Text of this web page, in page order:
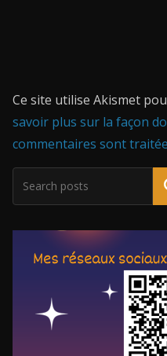
Ce site utilise Akismet
savoir plus sur la façon
commentaires sont